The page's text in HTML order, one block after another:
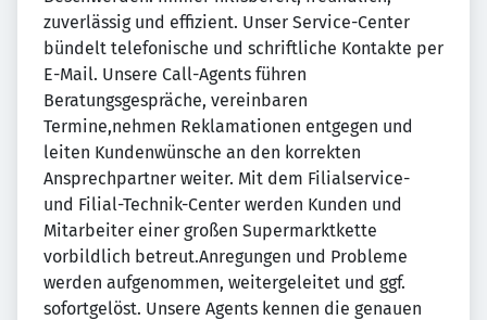
zuverlässig und effizient. Unser Service-Center
bündelt telefonische und schriftliche Kontakte per
E-Mail. Unsere Call-Agents führen
Beratungsgespräche, vereinbaren
Termine,nehmen Reklamationen entgegen und
leiten Kundenwünsche an den korrekten
Ansprechpartner weiter. Mit dem Filialservice-
und Filial-Technik-Center werden Kunden und
Mitarbeiter einer großen Supermarktkette
vorbildlich betreut.Anregungen und Probleme
werden aufgenommen, weitergeleitet und ggf.
sofortgelöst. Unsere Agents kennen die genauen